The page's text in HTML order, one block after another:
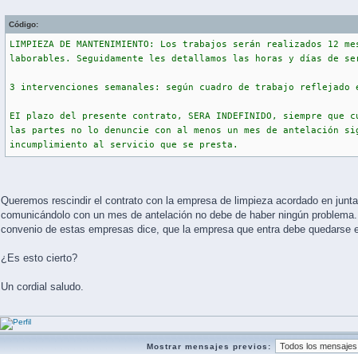
Código:
LIMPIEZA DE MANTENIMIENTO: Los trabajos serán realizados 12
laborables. Seguidamente les detallamos las horas y días de
3 intervenciones semanales: según cuadro de trabajo
EI plazo del presente contrato, SERA INDEFINIDO, siempre que
las partes no lo denuncie con al menos un mes de antelación
incumplimiento al servicio que se presta.
Queremos rescindir el contrato con la empresa de limpieza acordado en
comunicándolo con un mes de antelación no debe de haber ningún
convenio de estas empresas dice, que la empresa que entra debe quedarse
¿Es esto cierto?
Un cordial saludo.
Mostrar mensajes previos: